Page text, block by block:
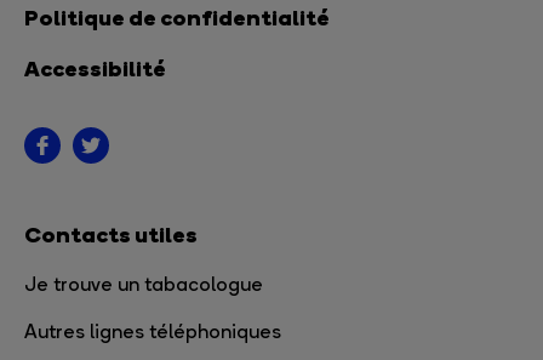
Politique de confidentialité
Accessibilité
Contacts utiles
Je trouve un tabacologue
Autres lignes téléphoniques